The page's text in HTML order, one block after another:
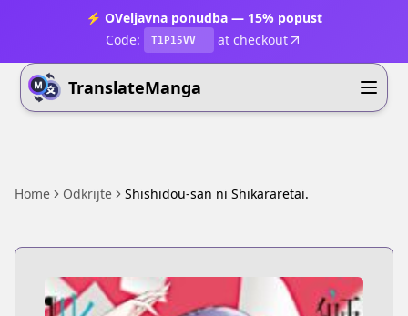
⚡ OVeljavna ponudba — 15% popust
Code:
T1P15VV at checkout
TranslateManga
Home Odkrijte Shishidou-san ni Shikararetai.